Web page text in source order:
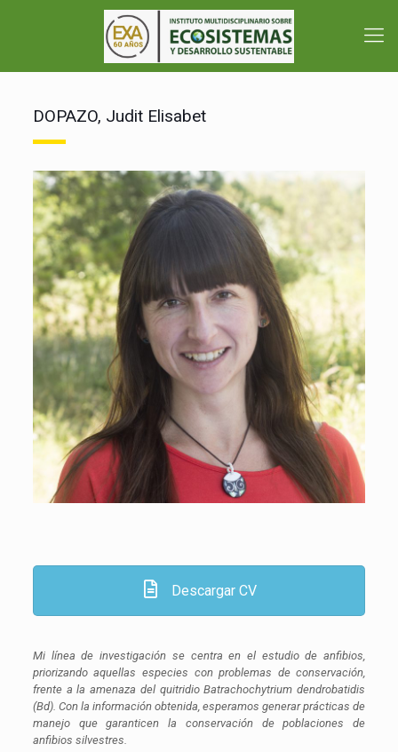
DOPAZO, Judit Elisabet
Descargar CV
Mi línea de investigación se centra en el estudio de anfibios,
priorizando aquellas especies con problemas de conservación,
frente a la amenaza del quitridioBatrachochytrium dendrobatidis
(Bd). Con la información obtenida, esperamos generar prácticas de
manejo que garanticen la conservación de poblaciones de
anfibios silvestres.